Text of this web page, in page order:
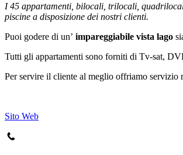
I 45 appartamenti, bilocali, trilocali,
piscine a disposizione dei nostri clienti.
Puoi godere di un’ impareggiabile vista lago
Tutti gli appartamenti sono forniti di Tv-sat,
Per servire il cliente al meglio offriamo servizio
Sito Web